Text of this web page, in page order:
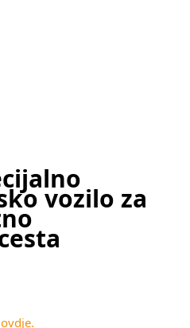
vozilo za
ovdje.